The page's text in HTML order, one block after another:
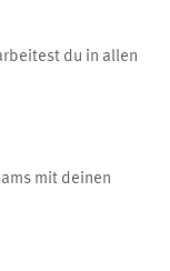
du in allen
mit deinen